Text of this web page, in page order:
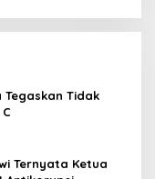
Tegaskan Tidak
Ternyata Ketua